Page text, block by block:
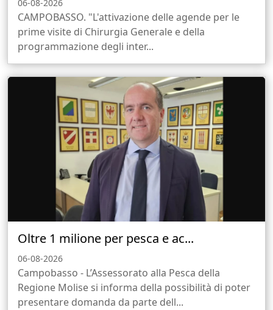
06-08-2026
CAMPOBASSO. "L'attivazione delle agende per le
prime visite di Chirurgia Generale e della
programmazione degli inter...
Oltre 1 milione per pesca e ac...
06-08-2026
Campobasso - L’Assessorato alla Pesca della
Regione Molise si informa della possibilità di poter
presentare domanda da parte dell...